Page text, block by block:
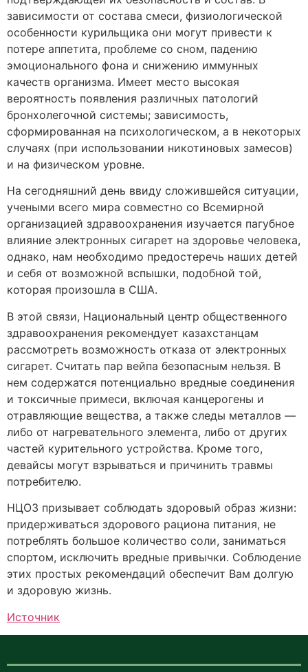
зависимости от состава смеси, физиологической
особенности курильщика они могут привести к
потере аппетита, проблеме со сном, падению
эмоционального фона и снижению иммунных
качеств организма. Имеет место высокая
вероятность появления различных патологий
бронхолегочной системы; зависимость,
сформированная на психологическом, а в некоторых
случаях (при использовании никотиновых замесов)
и на физическом уровне.
На сегодняшний день ввиду сложившейся ситуации,
учеными всего мира совместно со Всемирной
организацией здравоохранения изучается пагубное
влияние электронных сигарет на здоровье человека,
однако, нам необходимо предостеречь наших детей
и себя от возможной вспышки, подобной той,
которая произошла в США.
В этой связи, Национальный центр общественного
здравоохранения рекомендует казахстанцам
рассмотреть возможность отказа от электронных
сигарет. Считать пар вейпа безопасным нельзя. В
нем содержатся потенциально вредные соединения
и токсичные примеси, включая канцерогены и
отравляющие вещества, а также следы металлов —
либо от нагревательного элемента, либо от других
частей курительного устройства. Кроме того,
девайсы могут взрываться и причинить травмы
потребителю.
НЦОЗ призывает соблюдать здоровый образ жизни:
придерживаться здорового рациона питания, не
потреблять большое количество соли, заниматься
спортом, исключить вредные привычки. Соблюдение
этих простых рекомендаций обеспечит Вам долгую
и здоровую жизнь.
Источник